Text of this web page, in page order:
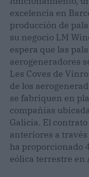
excelencia en
producción de
su negocio LM
espera que las
aerogeneradores
Les Coves de
de los
se fabriquen en
compañías
Galicia. El
anteriores a través
ha proporcionado
eólica terrestre en